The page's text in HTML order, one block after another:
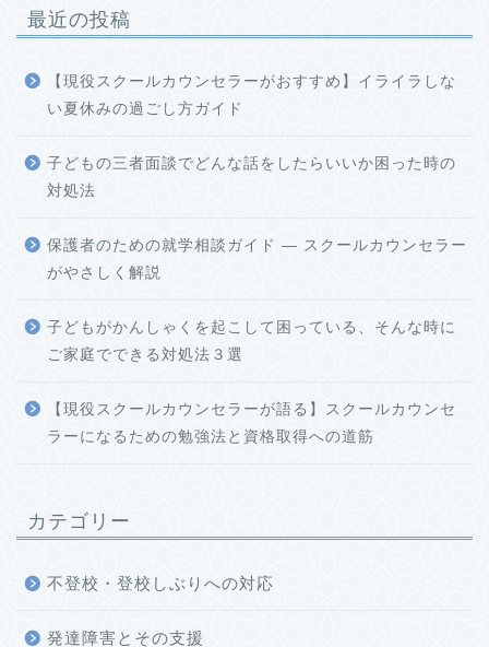
最近の投稿
【現役スクールカウンセラーがおすすめ】イライラしな
い夏休みの過ごし方ガイド
子どもの三者面談でどんな話をしたらいいか困った時の
対処法
保護者のための就学相談ガイド ― スクールカウンセラー
がやさしく解説
子どもがかんしゃくを起こして困っている、そんな時に
ご家庭でできる対処法３選
【現役スクールカウンセラーが語る】スクールカウンセ
ラーになるための勉強法と資格取得への道筋
カテゴリー
不登校・登校しぶりへの対応
発達障害とその支援